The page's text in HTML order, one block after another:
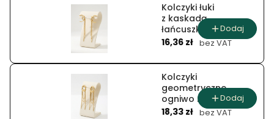
Kolczyki łuki
z kaskadą
łańcuszków
Cena
16,36 zł bez VAT
Dodaj
Kolczyki
geometryczne
ogniwo z
wiszącymi
Cena
18,33 zł bez VAT
Dodaj